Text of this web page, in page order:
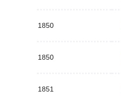
1850
1850
1851